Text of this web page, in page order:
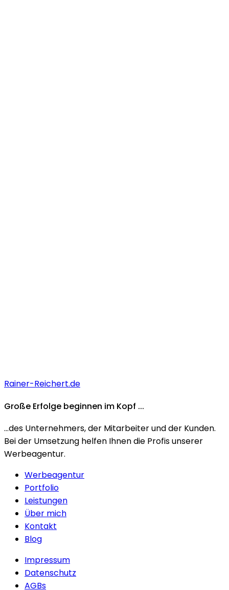
Rainer-Reichert.de
Große Erfolge beginnen im Kopf ...
...des Unternehmers, der Mitarbeiter und der Kunden.
Bei der Umsetzung helfen Ihnen die Profis unserer
Werbeagentur.
Werbeagentur
Portfolio
Leistungen
Über mich
Kontakt
Blog
Impressum
Datenschutz
AGBs